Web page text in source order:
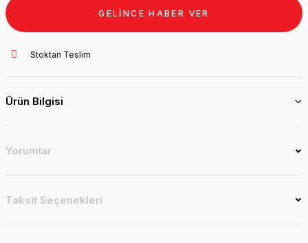
GELİNCE HABER VER
Stoktan Teslim
Ürün Bilgisi
Yorumlar
Taksit Seçenekleri